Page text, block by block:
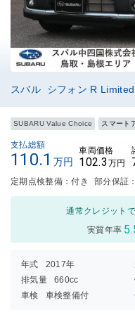
スバル シフォン R
SUBARU Value Choice スマート
支払総額
110.1 万円
車両価格
102.3 万円
定期点検整備：付き 部分保証
通常クレジット
実質年率
年式 2017年
排気量
660cc
車検
車検整備付